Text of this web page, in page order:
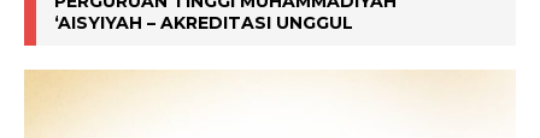
‘AISYIYAH – AKREDITASI UNGGUL